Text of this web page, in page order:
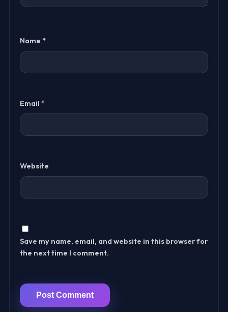
Name *
Email *
Website
Save my name, email, and website in this browser for
the next time I comment.